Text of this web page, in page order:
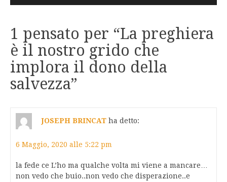
1 pensato per “La preghiera
è il nostro grido che
implora il dono della
salvezza”
JOSEPH BRINCAT ha detto:
6 Maggio, 2020 alle 5:22 pm
la fede ce L’ho ma qualche volta mi viene a mancare…
non vedo che buio..non vedo che disperazione..e